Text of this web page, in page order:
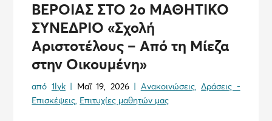
ΒΕΡΟΙΑΣ ΣΤΟ 2ο ΜΑΘΗΤΙΚΟ
ΣΥΝΕΔΡΙΟ «Σχολή
Αριστοτέλους – Από τη Μίεζα
στην Οικουμένη»
από 1lyk| Μαΐ 19, 2026| Ανακοινώσεις,Δράσεις -
Επισκέψεις, Επιτυχίες μαθητών μας